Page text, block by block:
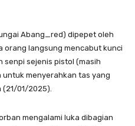
Abang_red) dipepet oleh
orang langsung mencabut kunci
senpi sejenis pistol (masih
untuk menyerahkan tas yang
(21/01/2025).
mengalami luka dibagian